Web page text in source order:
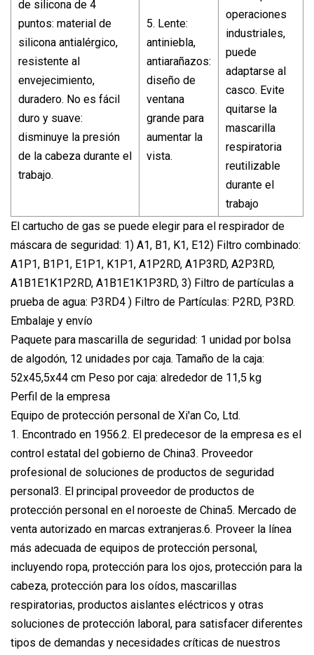
de silicona de 4
puntos: material de
silicona antialérgico,
resistente al
envejecimiento,
duradero. No es fácil
duro y suave:
disminuye la presión
de la cabeza durante el
trabajo.
5. Lente:
antiniebla,
antiarañazos:
diseño de
ventana
grande para
aumentar la
vista.
operaciones
industriales,
puede
adaptarse al
casco. Evite
quitarse la
mascarilla
respiratoria
reutilizable
durante el
trabajo
El cartucho de gas se puede elegir para el respirador de
máscara de seguridad: 1) A1, B1, K1, E12) Filtro combinado:
A1P1, B1P1, E1P1, K1P1, A1P2RD, A1P3RD, A2P3RD,
A1B1E1K1P2RD, A1B1E1K1P3RD, 3) Filtro de partículas a
prueba de agua: P3RD4 ) Filtro de Partículas: P2RD, P3RD.
Embalaje y envío
Paquete para mascarilla de seguridad: 1 unidad por bolsa
de algodón, 12 unidades por caja. Tamaño de la caja:
52x45,5x44 cm Peso por caja: alrededor de 11,5 kg
Perfil de la empresa
Equipo de protección personal de Xi'an Co, Ltd.
1. Encontrado en 1956.2. El predecesor de la empresa es el
control estatal del gobierno de China3. Proveedor
profesional de soluciones de productos de seguridad
personal3. El principal proveedor de productos de
protección personal en el noroeste de China5. Mercado de
venta autorizado en marcas extranjeras.6. Proveer la línea
más adecuada de equipos de protección personal,
incluyendo ropa, protección para los ojos, protección para la
cabeza, protección para los oídos, mascarillas
respiratorias, productos aislantes eléctricos y otras
soluciones de protección laboral, para satisfacer diferentes
tipos de demandas y necesidades críticas de nuestros